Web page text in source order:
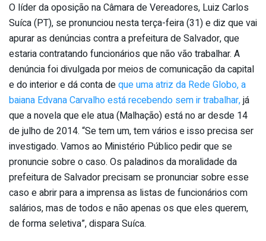
O líder da oposição na Câmara de Vereadores, Luiz Carlos
Suíca (PT), se pronunciou nesta terça-feira (31) e diz que vai
apurar as denúncias contra a prefeitura de Salvador, que
estaria contratando funcionários que não vão trabalhar. A
denúncia foi divulgada por meios de comunicação da capital
e do interior e dá conta deque uma atriz da Rede Globo, a
baiana Edvana Carvalho está recebendo sem ir trabalhar,já
que a novela que ele atua (Malhação) está no ar desde 14
de julho de 2014. “Se tem um, tem vários e isso precisa ser
investigado. Vamos ao Ministério Público pedir que se
pronuncie sobre o caso. Os paladinos da moralidade da
prefeitura de Salvador precisam se pronunciar sobre esse
caso e abrir para a imprensa as listas de funcionários com
salários, mas de todos e não apenas os que eles querem,
de forma seletiva”, dispara Suíca.